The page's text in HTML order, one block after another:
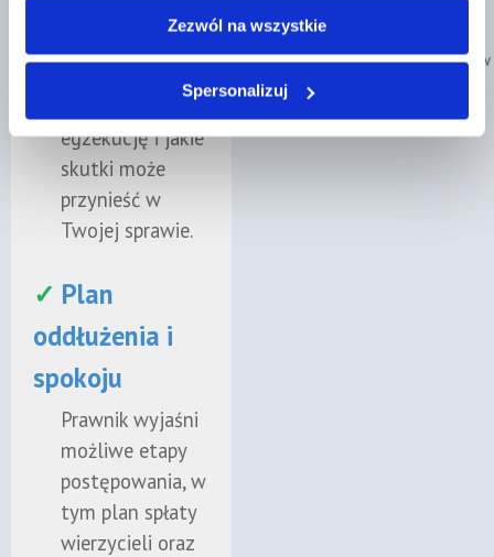
Zezwól na wszystkie
Spersonalizuj
Dowiesz się, jak
egzekucję i jakie
skutki może
przynieść w
Twojej sprawie.
✓ Plan
oddłużenia i
spokoju
Prawnik wyjaśni
możliwe etapy
postępowania, w
tym plan spłaty
wierzycieli oraz
Poznaj naszych prawników